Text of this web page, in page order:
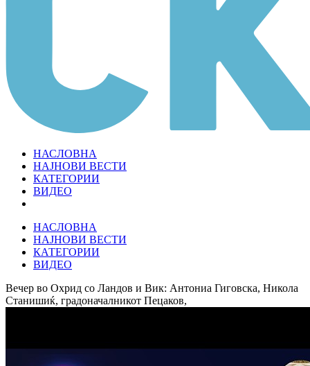
НАСЛОВНА
НАЈНОВИ ВЕСТИ
КАТЕГОРИИ
ВИДЕО
НАСЛОВНА
НАЈНОВИ ВЕСТИ
КАТЕГОРИИ
ВИДЕО
Вечер во Охрид со Ландов и Вик: Антониа Гиговска, Никола
Станишиќ, градоначалникот Пецаков,